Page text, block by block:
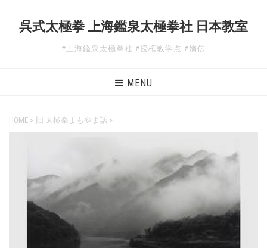
呉式太極拳 上海鑑泉太極拳社 日本教室
#上海鑑泉太極拳社 #授権教学点 #嫡伝
MENU
HOME > 旧 太極拳よもやま話 >